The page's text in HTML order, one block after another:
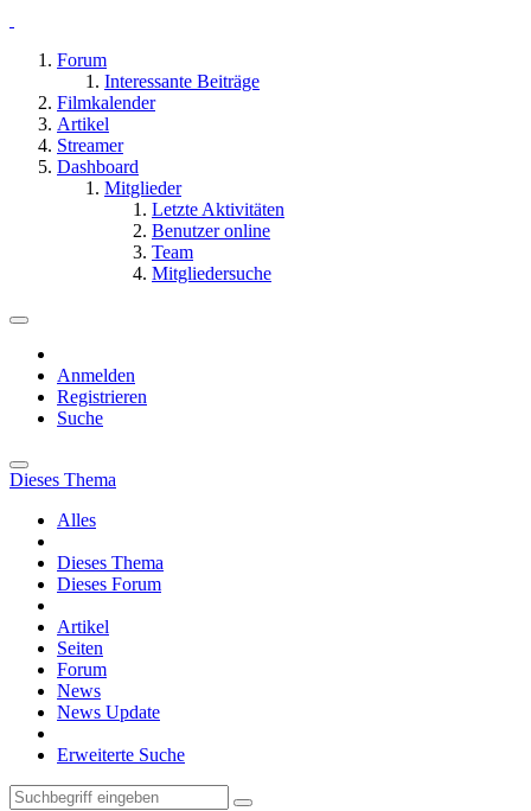
Forum
Interessante Beiträge
Filmkalender
Artikel
Streamer
Dashboard
Mitglieder
Letzte Aktivitäten
Benutzer online
Team
Mitgliedersuche
Anmelden
Registrieren
Suche
Dieses Thema
Alles
Dieses Thema
Dieses Forum
Artikel
Seiten
Forum
News
News Update
Erweiterte Suche